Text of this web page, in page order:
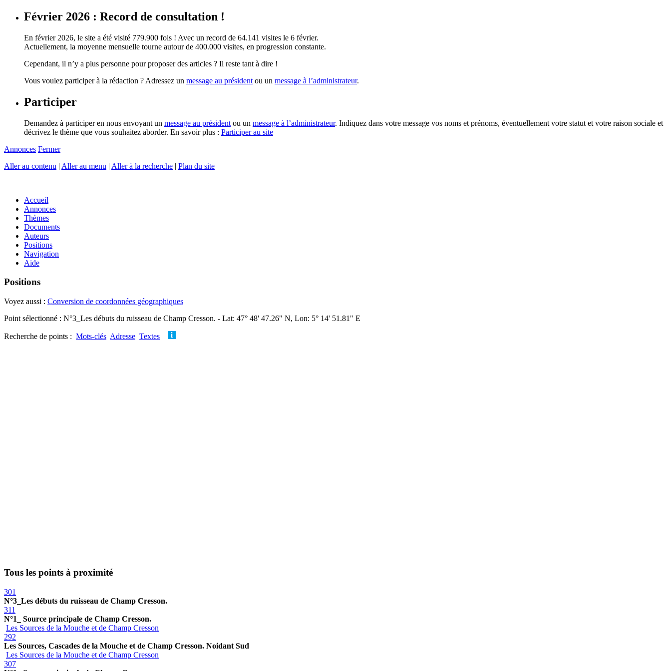
Février 2026 : Record de consultation !
En février 2026, le site a été visité 779.900 fois ! Avec un record de 64.141 visites le 6 février.
Actuellement, la moyenne mensuelle tourne autour de 400.000 visites, en progression constante.
Cependant, il n’y a plus personne pour proposer des articles ? Il reste tant à dire !
Vous voulez participer à la rédaction ? Adressez un message au président ou un message à l’administrateur.
Participer
Demandez à participer en nous envoyant un message au président ou un message à l’administrateur. Indiquez dans votre message vos noms et prénoms, éventuellement votre statut et votre raison sociale et
décrivez le thème que vous souhaitez aborder. En savoir plus : Participer au site
Annonces Fermer
Aller au contenu | Aller au menu | Aller à la recherche | Plan du site
Accueil
Annonces
Thèmes
Documents
Auteurs
Positions
Navigation
Aide
Positions
Voyez aussi : Conversion de coordonnées géographiques
Point sélectionné : N°3_Les débuts du ruisseau de Champ Cresson. - Lat: 47° 48' 47.26" N, Lon: 5° 14' 51.81" E
Recherche de points : Mots-clés Adresse Textes
Tous les points à proximité
301
N°3_Les débuts du ruisseau de Champ Cresson.
311
N°1_ Source principale de Champ Cresson.
Les Sources de la Mouche et de Champ Cresson
292
Les Sources, Cascades de la Mouche et de Champ Cresson. Noidant Sud
Les Sources de la Mouche et de Champ Cresson
307